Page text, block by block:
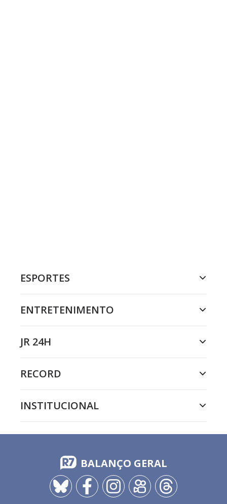
ESPORTES
ENTRETENIMENTO
JR 24H
RECORD
INSTITUCIONAL
BALANÇO GERAL